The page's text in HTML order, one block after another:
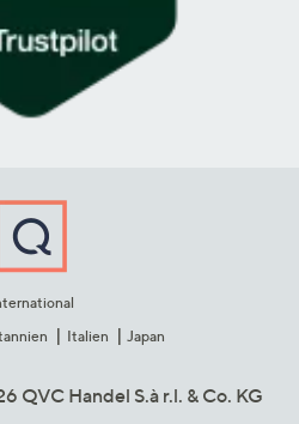
Italien Japan
QVC Handel S.à r.l. & Co. KG